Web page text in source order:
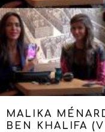
MALIKA
BEN KHALIFA